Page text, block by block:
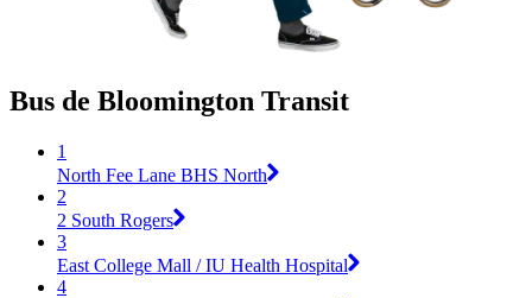
Bus de Bloomington Transit
1
North Fee Lane BHS North
2
2 South Rogers
3
East College Mall / IU Health Hospital
4